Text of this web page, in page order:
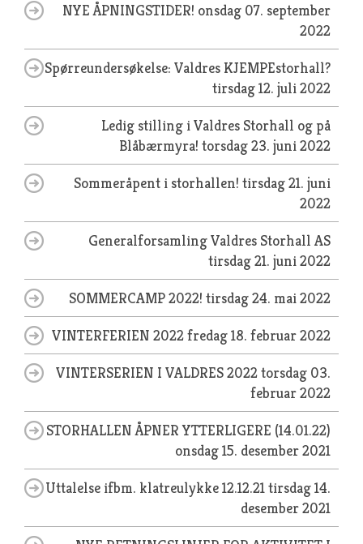
NYE ÅPNINGSTIDER! onsdag 07. september
2022
Spørreundersøkelse: Valdres KJEMPEstorhall?
tirsdag 12. juli 2022
Ledig stilling i Valdres Storhall og på
Blåbærmyra! torsdag 23. juni 2022
Sommeråpent i storhallen! tirsdag 21. juni
2022
Generalforsamling Valdres Storhall AS
tirsdag 21. juni 2022
SOMMERCAMP 2022! tirsdag 24. mai 2022
VINTERFERIEN 2022fredag 18. februar 2022
VINTERSERIEN I VALDRES 2022torsdag 03.
februar 2022
STORHALLEN ÅPNER YTTERLIGERE (14.01.22)
onsdag 15. desember 2021
Uttalelse ifbm. klatreulykke 12.12.21tirsdag 14.
desember 2021